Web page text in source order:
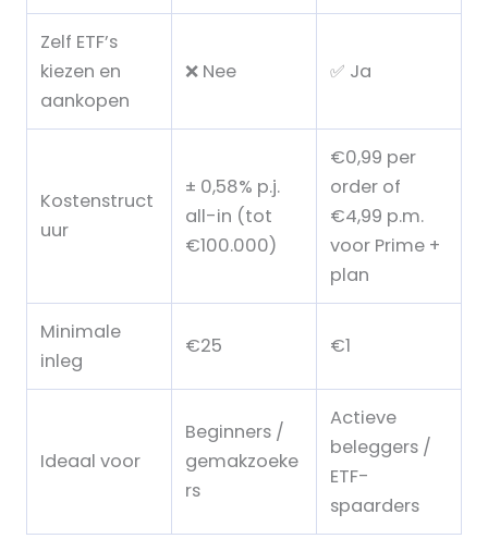
Zelf ETF’s
kiezen en
aankopen
❌ Nee ✅ Ja
Kostenstruct
uur
± 0,58% p.j.
all-in (tot
€100.000)
€0,99 per
order of
€4,99 p.m.
voor Prime +
plan
Minimale
inleg
€25 €1
Ideaal voor
Beginners /
gemakzoeke
rs
Actieve
beleggers /
ETF-
spaarders